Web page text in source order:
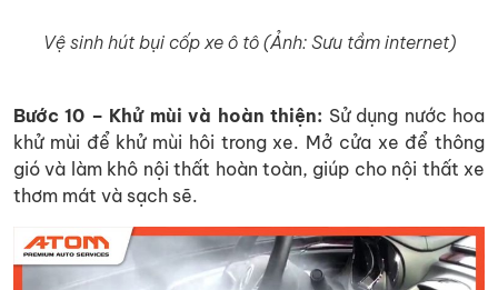
Vệ sinh hút bụi cốp xe ô tô (Ảnh: Sưu tầm internet)
Bước 10 – Khử mùi và hoàn thiện: Sử dụng nước hoa
khử mùi để khử mùi hôi trong xe. Mở cửa xe để thông
gió và làm khô nội thất hoàn toàn, giúp cho nội thất xe
thơm mát và sạch sẽ.